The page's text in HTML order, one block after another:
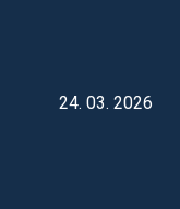
24. 03. 2026